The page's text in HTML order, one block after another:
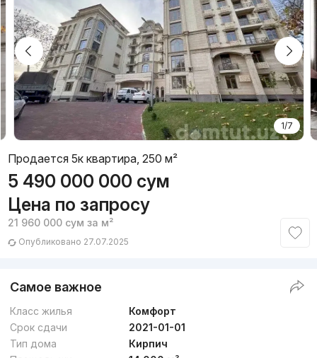
1/7
Продается 5к квартира, 250 м²
5 490 000 000 сум
Цена по запросу
21 960 000 сум за м²
Опубликовано 27.07.2025
Самое важное
Класс жилья
Комфорт
Срок сдачи
2021-01-01
Тип дома
Кирпич